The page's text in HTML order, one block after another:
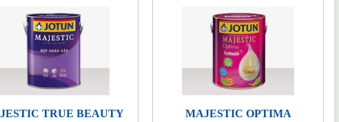
TRUE BEAUTY
MAJESTIC OPTIMA